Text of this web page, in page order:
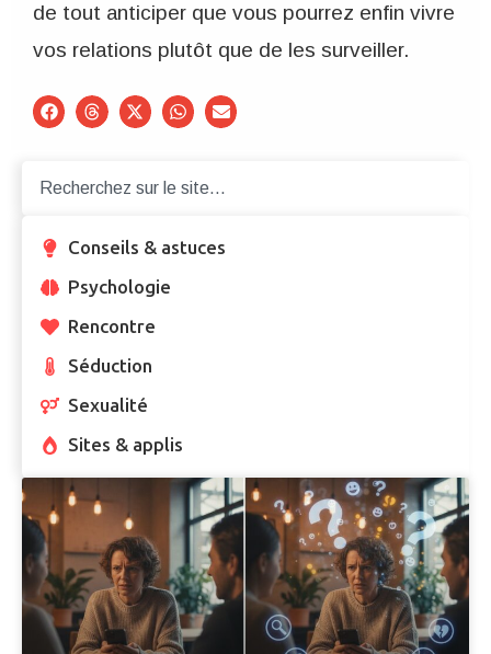
de tout anticiper que vous pourrez enfin vivre
vos relations plutôt que de les surveiller.
Conseils & astuces
Psychologie
Rencontre
Séduction
Sexualité
Sites & applis